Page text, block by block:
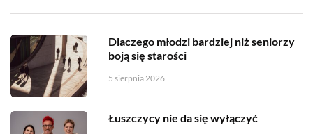
Dlaczego młodzi bardziej niż seniorzy
boją się starości
5 sierpnia 2026
Łuszczycy nie da się wyłączyć